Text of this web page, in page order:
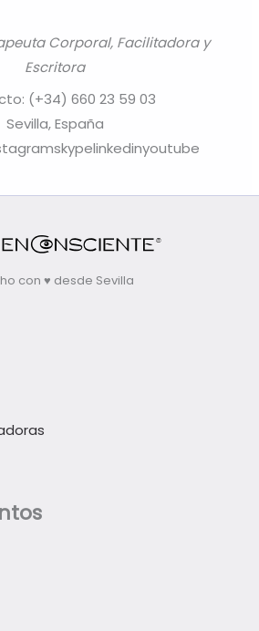
Corporal, Facilitadora y
Escritora
(+34) 660 23 59 03
Sevilla, España
con ♥ desde Sevilla